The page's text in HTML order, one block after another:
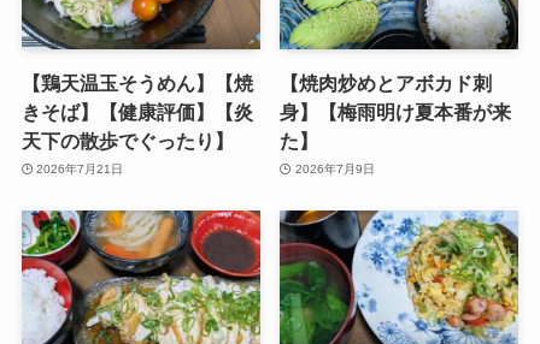
【鶏天温玉そうめん】【焼
きそば】【健康評価】【炎
天下の散歩でぐったり】
2026年7月21日
【焼肉炒めとアボカド刺
身】【梅雨明け夏本番が来
た】
2026年7月9日